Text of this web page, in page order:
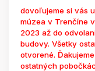
dovoľujeme si vás
múzea v Trenčíne v
2023 až do
budovy. Všetky
otvorené.
ostatných